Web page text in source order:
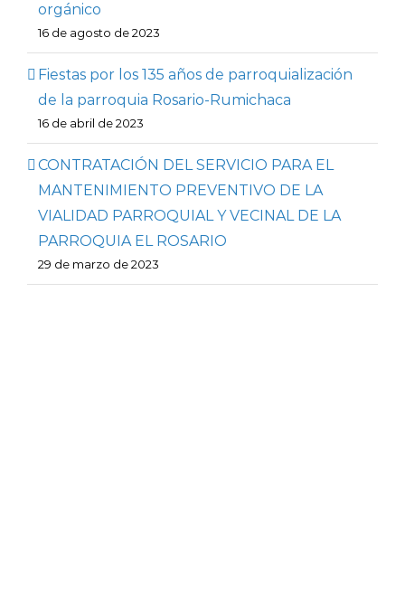
orgánico
16 de agosto de 2023
Fiestas por los 135 años de parroquialización
de la parroquia Rosario-Rumichaca
16 de abril de 2023
CONTRATACIÓN DEL SERVICIO PARA EL
MANTENIMIENTO PREVENTIVO DE LA
VIALIDAD PARROQUIAL Y VECINAL DE LA
PARROQUIA EL ROSARIO
29 de marzo de 2023